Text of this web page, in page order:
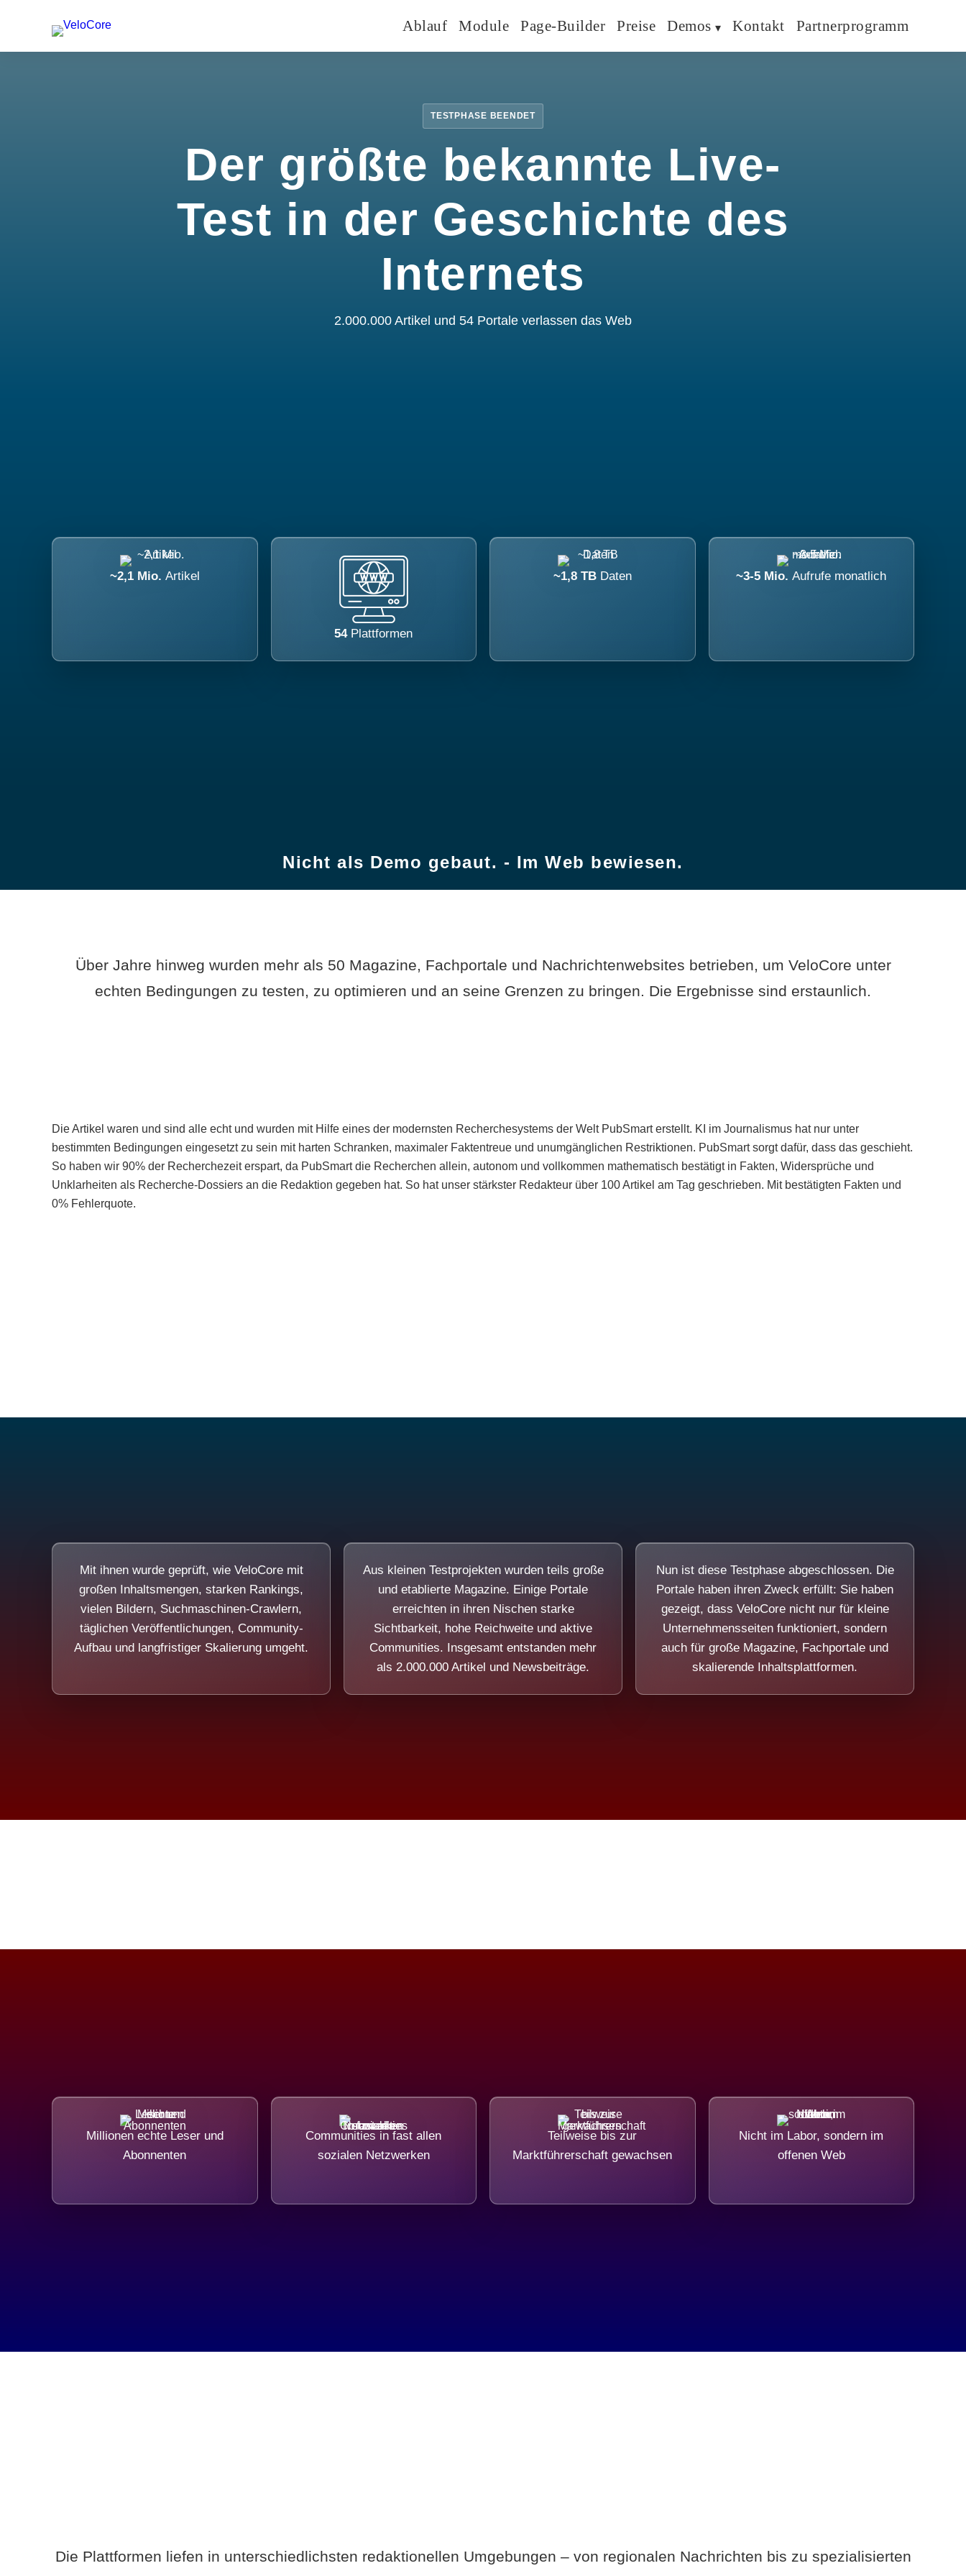
Ablauf Module Page-Builder Preise Demos Kontakt Partnerprogramm
TESTPHASE BEENDET
Der größte bekannte Live-
Test in der Geschichte des
Internets
2.000.000 Artikel und 54 Portale verlassen das Web
~2,1 Mio. Artikel
54 Plattformen
~1,8 TB Daten ~3-5 Mio.Aufrufe monatlich
Nicht als Demo gebaut. - Im Web bewiesen.
Über Jahre hinweg wurden mehr als 50 Magazine, Fachportale und Nachrichtenwebsites betrieben, um VeloCore unter
echten Bedingungen zu testen, zu optimieren und an seine Grenzen zu bringen. Die Ergebnisse sind erstaunlich.
Die Artikel waren und sind alle echt und wurden mit Hilfe eines der modernsten Recherchesystems der Welt PubSmart erstellt. KI im Journalismus hat nur unter
bestimmten Bedingungen eingesetzt zu sein mit harten Schranken, maximaler Faktentreue und unumgänglichen Restriktionen. PubSmart sorgt dafür, dass das geschieht.
So haben wir 90% der Recherchezeit erspart, da PubSmart die Recherchen allein, autonom und vollkommen mathematisch bestätigt in Fakten, Widersprüche und
Unklarheiten als Recherche-Dossiers an die Redaktion gegeben hat. So hat unser stärkster Redakteur über 100 Artikel am Tag geschrieben. Mit bestätigten Fakten und
0% Fehlerquote.
Mit ihnen wurde geprüft, wie VeloCore mit
großen Inhaltsmengen, starken Rankings,
vielen Bildern, Suchmaschinen-Crawlern,
täglichen Veröffentlichungen, Community-
Aufbau und langfristiger Skalierung umgeht.
Aus kleinen Testprojekten wurden teils große
und etablierte Magazine. Einige Portale
erreichten in ihren Nischen starke
Sichtbarkeit, hohe Reichweite und aktive
Communities. Insgesamt entstanden mehr
als 2.000.000 Artikel und Newsbeiträge.
Nun ist diese Testphase abgeschlossen. Die
Portale haben ihren Zweck erfüllt: Sie haben
gezeigt, dass VeloCore nicht nur für kleine
Unternehmensseiten funktioniert, sondern
auch für große Magazine, Fachportale und
skalierende Inhaltsplattformen.
Millionen echte Leser und
Abonnenten
Communities in fast allen
sozialen Netzwerken
Teilweise bis zur
Marktführerschaft gewachsen
Nicht im Labor, sondern im
offenen Web
Die Plattformen liefen in unterschiedlichsten redaktionellen Umgebungen – von regionalen Nachrichten bis zu spezialisierten